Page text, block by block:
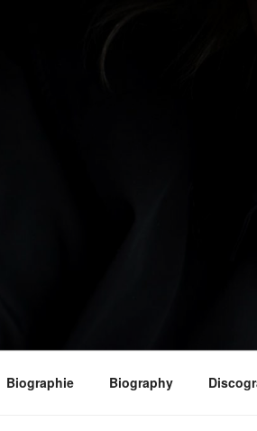
Biographie Biography